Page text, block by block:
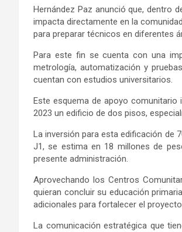
Hernández Paz anunció que, dentro
impacta directamente en la
para preparar técnicos en diferentes
Para este fin se cuenta con una
metrología, automatización y
cuentan con estudios universitarios.
Este esquema de apoyo
2023 un edificio de dos pisos,
La inversión para esta edificación de
J1, se estima en 18 millones de
presente administración.
Aprovechando los Centros
quieran concluir su educación
adicionales para fortalecer el
La comunicación estratégica que